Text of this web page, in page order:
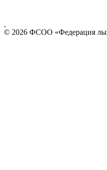
© 2026 ФСОО «Федерация